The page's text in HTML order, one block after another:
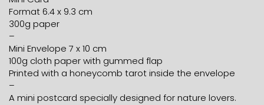
Format 6.4 x 9.3 cm
300g paper
–
Mini Envelope 7 x 10 cm
100g cloth paper with gummed flap
Printed with a honeycomb tarot inside the envelope
–
A mini postcard specially designed for nature lovers.